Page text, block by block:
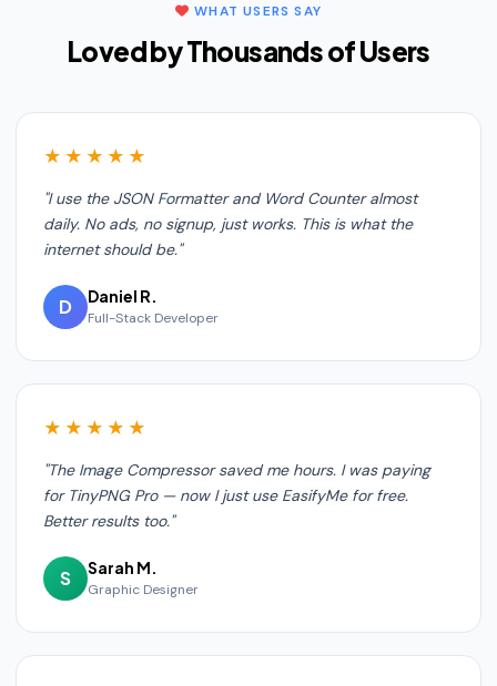
WHAT USERS SAY
Loved by Thousands of Users
★★★★★
"I use the JSON Formatter and Word Counter almost
daily. No ads, no signup, just works. This is what the
internet should be."
D Daniel R.
Full-Stack Developer
★★★★★
"The Image Compressor saved me hours. I was paying
for TinyPNG Pro — now I just use EasifyMe for free.
Better results too."
S Sarah M.
Graphic Designer